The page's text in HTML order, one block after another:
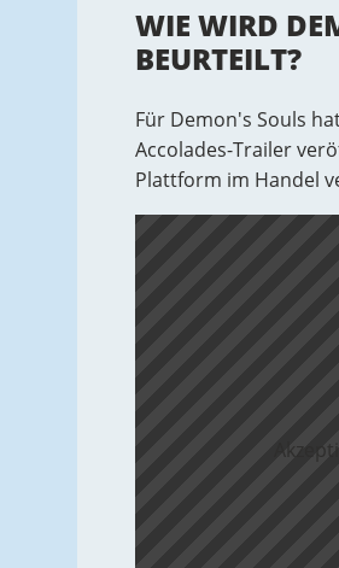
WIE WIRD
BEURTEILT?
Für Demon's Souls
Accolades-Trailer
Plattform im Handel